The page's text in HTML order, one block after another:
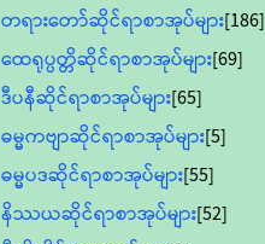
တရားတော်ဆိုင်ရာစာအုပ်များ[186]
ထေရုပ္ပတ္တိဆိုင်ရာစာအုပ်များ[69]
ဒီပနီဆိုင်ရာစာအုပ်များ[65]
ဓမ္မကဗျာဆိုင်ရာစာအုပ်များ[5]
ဓမ္မပဒဆိုင်ရာစာအုပ်များ[55]
နိဿယဆိုင်ရာစာအုပ်များ[52]